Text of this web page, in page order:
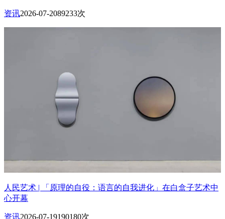
资讯2026-07-2089233次
人民艺术 | 「原理的自役：语言的自我进化」在白盒子艺术中
心开幕
资讯2026-07-19190180次